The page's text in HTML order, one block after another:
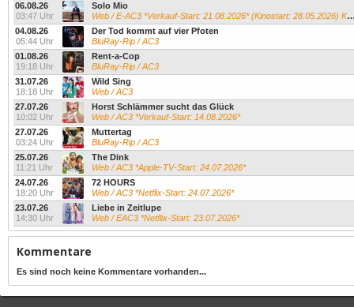
06.08.26
03:47 Uhr
Solo Mio
Web / E-AC3 *Verkauf-Start: 21.08.2026* (Kinostart: 28.05.2026) Kevin James...
04.08.26
05:44 Uhr
Der Tod kommt auf vier Pfoten
BluRay-Rip / AC3
01.08.26
19:18 Uhr
Rent-a-Cop
BluRay-Rip / AC3
31.07.26
18:18 Uhr
Wild Sing
Web / AC3
27.07.26
10:02 Uhr
Horst Schlämmer sucht das Glück
Web / AC3 *Verkauf-Start: 14.08.2026*
27.07.26
03:24 Uhr
Muttertag
BluRay-Rip / AC3
25.07.26
11:21 Uhr
The Dink
Web / AC3 *Apple-TV-Start: 24.07.2026*
24.07.26
18:20 Uhr
72 HOURS
Web / AC3 *Netflix-Start: 24.07.2026*
23.07.26
14:30 Uhr
Liebe in Zeitlupe
Web / EAC3 *Netflix-Start: 23.07.2026*
Kommentare
Es sind noch keine Kommentare vorhanden...